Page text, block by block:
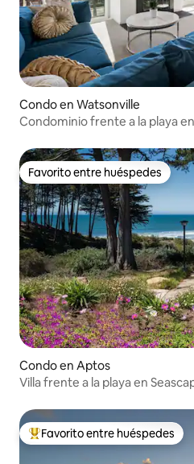
Condo en Watsonville
Condominio frente a la playa
Favorito entre huéspedes
Favorito entre huéspedes
Condo en Aptos
Villa frente a la playa en
Favorito entre huéspedes
Favorito entre huéspedes